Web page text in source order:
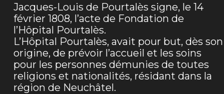
Jacques-Louis de Pourtalès signe, le 14
février 1808, l’acte de Fondation de
l’Hôpital Pourtalès.
L’Hôpital Pourtalès, avait pour but, dès son
origine, de prévoir l’accueil et les soins
pour les personnes démunies de toutes
religions et nationalités, résidant dans la
région de Neuchâtel.